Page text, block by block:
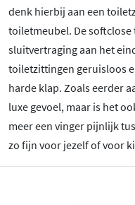
denk hierbij aan een
toiletmeubel. De softclose
sluitvertraging aan het
toiletzittingen geruisloos
harde klap. Zoals eerder
luxe gevoel, maar is het
meer een vinger pijnlijk
zo fijn voor jezelf of voor